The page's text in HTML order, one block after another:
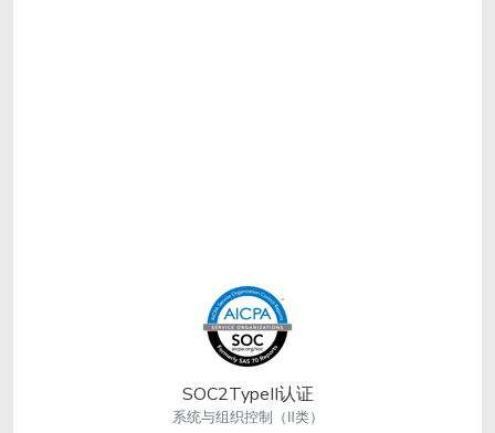
SOC2TypeII认证
系统与组织控制（Ⅱ类）